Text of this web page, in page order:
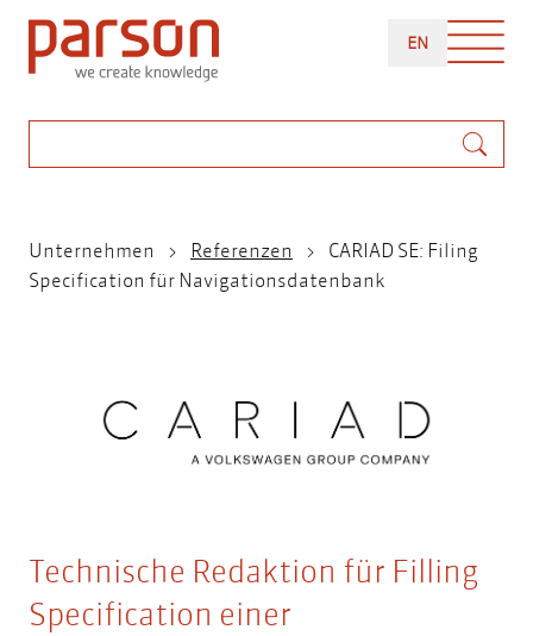
Direkt
zum
Inhalt
ENENGLISH
Pfadnavigation
Unternehmen Referenzen
CARIAD SE: Filing
Specification für Navigationsdatenbank
Technische Redaktion für Filling
Specification einer